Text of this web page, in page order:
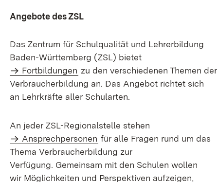
Angebote des ZSL
Das Zentrum für Schulqualität und Lehrerbildung
Baden-Württemberg (ZSL) bietet
Fortbildungen zu den verschiedenen Themen der
Verbraucherbildung an. Das Angebot richtet sich
an Lehrkräfte aller Schularten.
An jeder ZSL-Regionalstelle stehen
Ansprechpersonen für alle Fragen rund um das
Thema Verbraucherbildung zur
Verfügung. Gemeinsam mit den Schulen wollen
wir Möglichkeiten und Perspektiven aufzeigen,